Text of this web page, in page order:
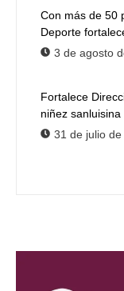
Con más de 50
Deporte
3 de agosto
Fortalece
niñez
31 de julio de